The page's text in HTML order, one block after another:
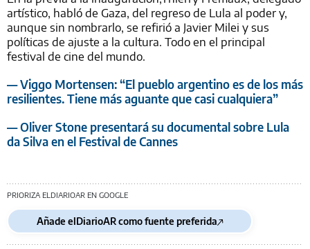
artístico, habló de Gaza, del regreso de Lula al poder y,
aunque sin nombrarlo, se refirió a Javier Milei y sus
políticas de ajuste a la cultura. Todo en el principal
festival de cine del mundo.
— Viggo Mortensen: “El pueblo argentino es de los más
resilientes. Tiene más aguante que casi cualquiera”
— Oliver Stone presentará su documental sobre Lula
da Silva en el Festival de Cannes
PRIORIZA ELDIARIOAR EN GOOGLE
Añade elDiarioAR como fuente preferida